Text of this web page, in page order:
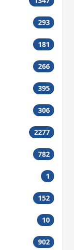
293
181
266
395
306
2277
782
1
152
10
902